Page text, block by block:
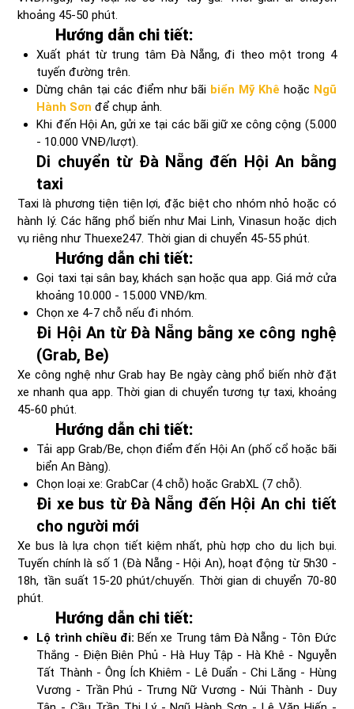
khoảng 45-50 phút.
Hướng dẫn chi tiết:
Xuất phát từ trung tâm Đà Nẵng, đi theo một trong 4
tuyến đường trên.
Dừng chân tại các điểm như bãi biển Mỹ Khê hoặc Ngũ
Hành Sơn để chụp ảnh.
Khi đến Hội An, gửi xe tại các bãi giữ xe công cộng (5.000
- 10.000 VNĐ/lượt).
Di chuyển từ Đà Nẵng đến Hội An bằng
taxi
Taxi là phương tiện tiện lợi, đặc biệt cho nhóm nhỏ hoặc có
hành lý. Các hãng phổ biến như Mai Linh, Vinasun hoặc dịch
vụ riêng như Thuexe247. Thời gian di chuyển 45-55 phút.
Hướng dẫn chi tiết:
Gọi taxi tại sân bay, khách sạn hoặc qua app. Giá mở cửa
khoảng 10.000 - 15.000 VNĐ/km.
Chọn xe 4-7 chỗ nếu đi nhóm.
Đi Hội An từ Đà Nẵng bằng xe công nghệ
(Grab, Be)
Xe công nghệ như Grab hay Be ngày càng phổ biến nhờ đặt
xe nhanh qua app. Thời gian di chuyển tương tự taxi, khoảng
45-60 phút.
Hướng dẫn chi tiết:
Tải app Grab/Be, chọn điểm đến Hội An (phố cổ hoặc bãi
biển An Bàng).
Chọn loại xe: GrabCar (4 chỗ) hoặc GrabXL (7 chỗ).
Đi xe bus từ Đà Nẵng đến Hội An chi tiết
cho người mới
Xe bus là lựa chọn tiết kiệm nhất, phù hợp cho du lịch bụi.
Tuyến chính là số 1 (Đà Nẵng - Hội An), hoạt động từ 5h30 -
18h, tần suất 15-20 phút/chuyến. Thời gian di chuyển 70-80
phút.
Hướng dẫn chi tiết:
Lộ trình chiều đi: Bến xe Trung tâm Đà Nẵng - Tôn Đức
Thắng - Điện Biên Phủ - Hà Huy Tập - Hà Khê - Nguyễn
Tất Thành - Ông Ích Khiêm - Lê Duẩn - Chi Lăng - Hùng
Vương - Trần Phú - Trưng Nữ Vương - Núi Thành - Duy